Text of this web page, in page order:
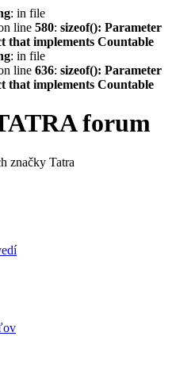
: in file
line 580: sizeof(): Parameter
that implements Countable
: in file
line 636: sizeof(): Parameter
that implements Countable
forum
značky Tatra